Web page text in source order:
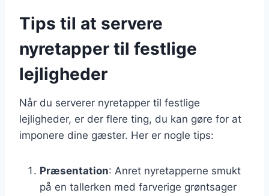
Tips til at servere
nyretapper til festlige
lejligheder
Når du serverer nyretapper til festlige
lejligheder, er der flere ting, du kan gøre for at
imponere dine gæster. Her er nogle tips:
Præsentation: Anret nyretapperne smukt
på en tallerken med farverige grøntsager